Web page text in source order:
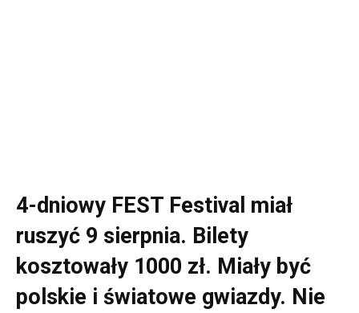
4-dniowy FEST Festival miał
ruszyć 9 sierpnia. Bilety
kosztowały 1000 zł. Miały być
polskie i światowe gwiazdy. Nie